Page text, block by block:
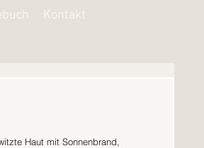
Kontakt
Haut mit Sonnenbrand,